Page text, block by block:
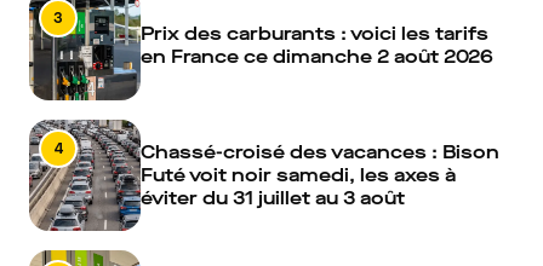
3
Prix des carburants : voici les tarifs
en France ce dimanche 2 août 2026
4
Chassé-croisé des vacances : Bison
Futé voit noir samedi, les axes à
éviter du 31 juillet au 3 août